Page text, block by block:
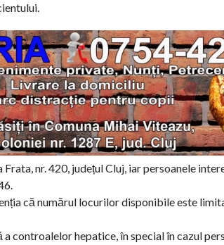
nr. 420, județul Cluj, iar persoanele
că numărul locurilor disponibile este
controalelor hepatice, în special în cazul